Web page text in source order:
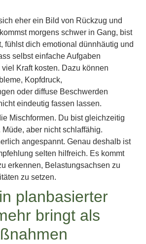
eher ein Bild von Rückzug und
morgens schwer in Gang, bist
fühlst dich emotional dünnhäutig und
selbst einfache Aufgaben
Kraft kosten. Dazu können
Kopfdruck,
oder diffuse Beschwerden
eindeutig fassen lassen.
Mischformen. Du bist gleichzeitig
Müde, aber nicht schlaffähig.
angespannt. Genau deshalb ist
selten hilfreich. Es kommt
erkennen, Belastungsachsen zu
zu setzen.
planbasierter
bringt als